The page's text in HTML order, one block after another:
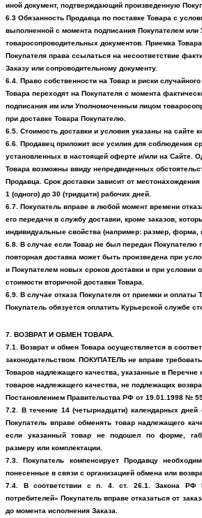
иной документ, подтверждающий произведенную
6.3 Обязанность Продавца по поставке Товара с
выполненной с момента подписания Покупателем
товаросопроводительных документов. Приемка
Покупателя права ссылаться на несоответствие
Заказу или сопроводительному документу.
6.4. Право собственности на Товар и риски
Товара переходят на Покупателя с момента
подписания им или Уполномоченным лицом
при доставке Товара Покупателю.
6.5. Стоимость доставки и условия указаны на сайте
6.6. Продавец приложит все усилия для соблюдения
установленных в настоящей оферте и/или на Сайте.
Товара возможны ввиду непредвиденных
Продавца. Срок доставки зависит от
1 (одного) до 30 (тридцати) рабочих дней.
6.7. Покупатель вправе в любой момент времени
его передачи в службу доставки, кроме заказов,
индивидуальные свойства (например: размер, форма,
6.8. В случае если Товар не был передан Покупателю
повторная доставка может быть произведена при
и Покупателем новых сроков доставки и при условии
стоимости вторичной доставки Товара.
6.9. В случае отказа Покупателя от приемки и оплаты
Покупатель обязуется оплатить Курьерской службе
7. ВОЗВРАТ И ОБМЕН ТОВАРА.
7.1. Возврат и обмен Товара осуществляется в
законодательством. ПОКУПАТЕЛЬ не вправе
Товаров надлежащего качества, указанные в Перечне
товаров надлежащего качества, не подлежащих
Постановлением Правительства РФ от 19.01.1998 №
7.2. В течение 14 (четырнадцати) календарных дней
Покупатель вправе обменять товар надлежащего
если указанный товар не подошел по форме,
размеру или комплектации.
7.3. Покупатель компенсирует Продавцу
понесенные в связи с организацией обмена или
7.4. В соответствии с п. 4. ст. 26.1. Закона
потребителей» Покупатель вправе отказаться от
до момента исполнения Заказа.